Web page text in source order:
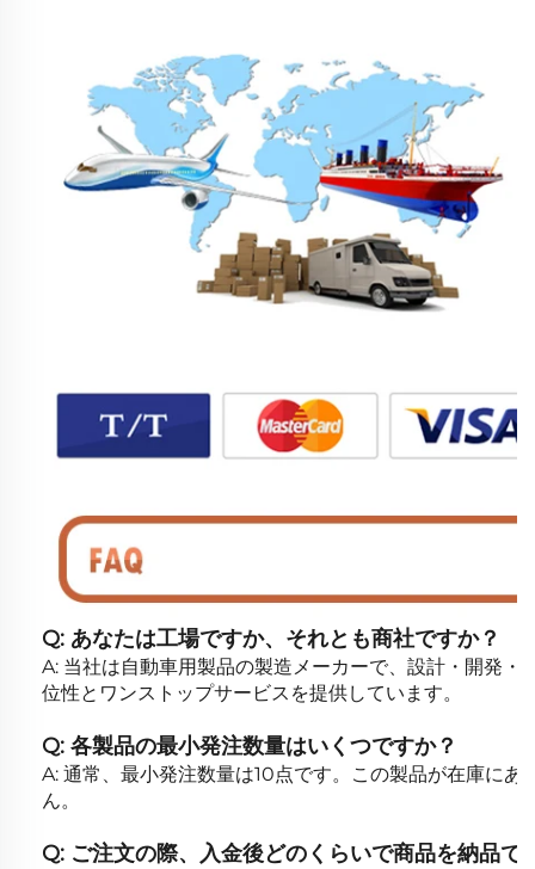
Q: あなたは工場ですか、それとも商社ですか？
A: 当社は自動車用製品の製造メーカーで、設計・開発
位性とワンストップサービスを提供しています。
Q: 各製品の最小発注数量はいくつですか？
A: 通常、最小発注数量は10点です。この製品が在庫に
ん。
Q: ご注文の際、入金後どのくらいで商品を納品で